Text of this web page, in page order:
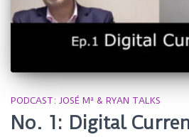
PODCAST: JOSÉ Mª & RYAN TALKS
No. 1: Digital